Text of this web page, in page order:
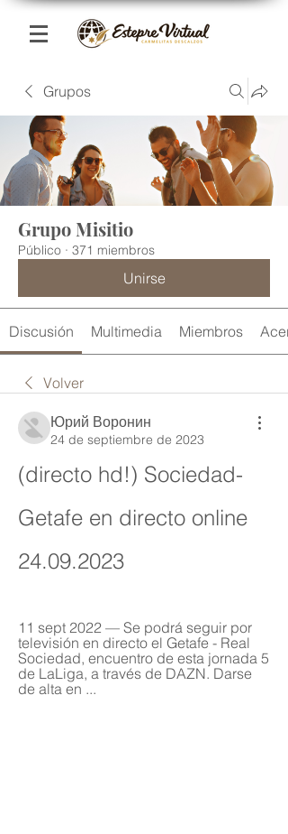
Grupos
Grupo Misitio
Público · 371 miembros
Unirse
Discusión Multimedia Miembros
Volver
Юрий Воронин
24 de septiembre de 2023
(directo hd!) Sociedad-
Getafe en directo online
24.09.2023
11 sept 2022 — Se podrá seguir por
televisión en directo el Getafe - Real
Sociedad, encuentro de esta jornada 5
de LaLiga, a través de DAZN. Darse
de alta en ...